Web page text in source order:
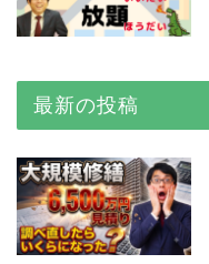
最新の投稿